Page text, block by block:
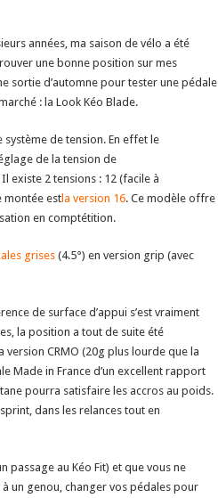
années, ma saison de vélo a été
une bonne position sur mes
sortie d’automne pour tester une pédale
: la Look Kéo Blade.
de tension. En effet le
de la tension de
existe 2 tensions : 12 (facile à
montée estla version 16. Ce modèle offre
en comptétition.
grises(4.5°) en version grip (avec
de surface d’appui s’est vraiment
la position a tout de suite été
version CRMO (20g plus lourde que la
Made in France d’un excellent rapport
pourra satisfaire les accros au poids.
dans les relances tout en
passage au Kéo Fit) et que vous ne
un genou, changer vos pédales pour